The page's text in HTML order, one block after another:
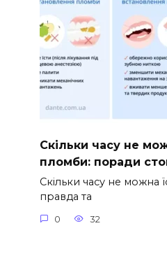
Скільки часу не
пломби: поради
Скільки часу не можна
правда та
0 32